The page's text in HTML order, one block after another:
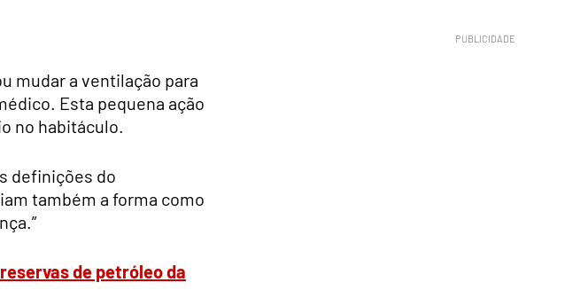
mudar a ventilação para
Esta pequena ação
no habitáculo.
definições do
também a forma como
de petróleo da